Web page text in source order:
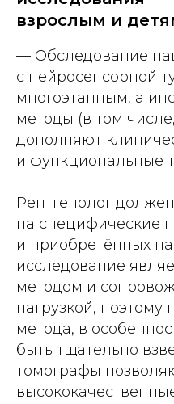
взрослым и
— Обследование
с нейросенсорной
многоэтапным, а
методы (в том
дополняют
и функциональные
Рентгенолог
на специфические
и приобретённых
исследование
методом и
нагрузкой,
метода, в
быть тщательно
томографы